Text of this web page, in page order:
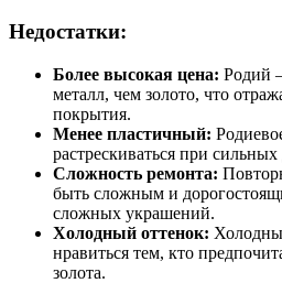
Недостатки:
Более высокая цена: Родий
металл, чем золото, что
покрытия.
Менее пластичный:
растрескиваться при
Сложность ремонта:
быть сложным и
сложных украшений.
Холодный оттенок:
нравиться тем, кто
золота.